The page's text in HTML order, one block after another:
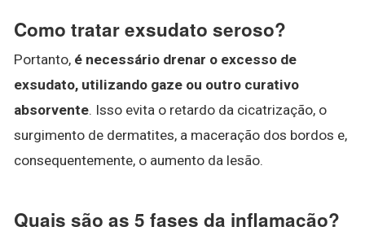
Como tratar exsudato seroso?
Portanto, é necessário drenar o excesso de
exsudato, utilizando gaze ou outro curativo
absorvente. Isso evita o retardo da cicatrização, o
surgimento de dermatites, a maceração dos bordos e,
consequentemente, o aumento da lesão.
Quais são as 5 fases da inflamação?